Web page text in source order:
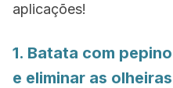
aplicações!
1. Batata com
e eliminar as olheiras